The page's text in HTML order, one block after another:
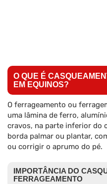
O QUE É
EM EQUINOS?
O ferrageamento ou
uma lâmina de ferro,
cravos, na parte inferior do
borda palmar ou plantar,
ou corrigir o aprumo do pé.
IMPORTÂNCIA DO
FERRAGEAMENTO